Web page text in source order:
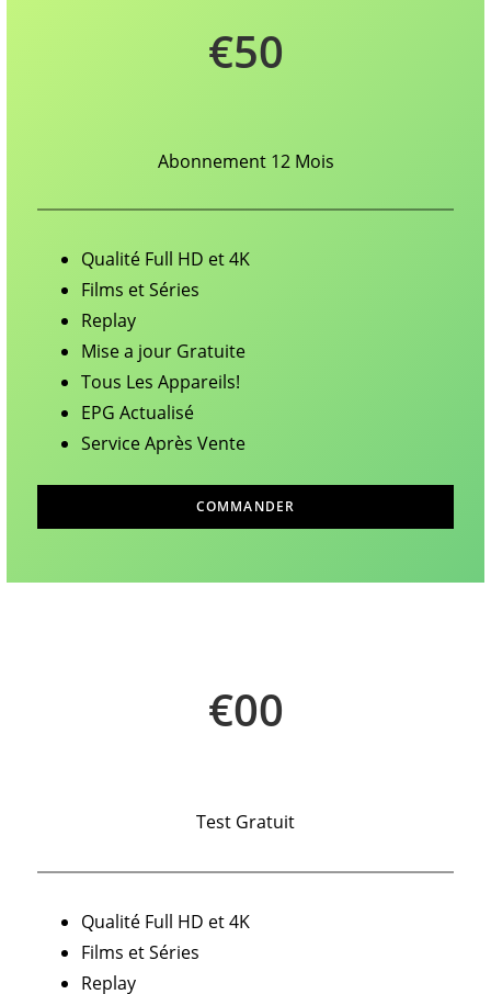
€50
Abonnement 12 Mois
Qualité Full HD et 4K
Films et Séries
Replay
Mise a jour Gratuite
Tous Les Appareils!
EPG Actualisé
Service Après Vente
COMMANDER
€00
Test Gratuit
Qualité Full HD et 4K
Films et Séries
Replay